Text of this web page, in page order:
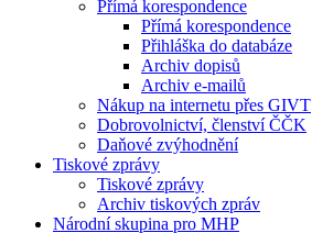
Přímá korespondence
Přímá korespondence
Přihláška do databáze
Archiv dopisů
Archiv e-mailů
Nákup na internetu přes GIVT
Dobrovolnictví, členství ČČK
Daňové zvýhodnění
Tiskové zprávy
Tiskové zprávy
Archiv tiskových zpráv
Národní skupina pro MHP